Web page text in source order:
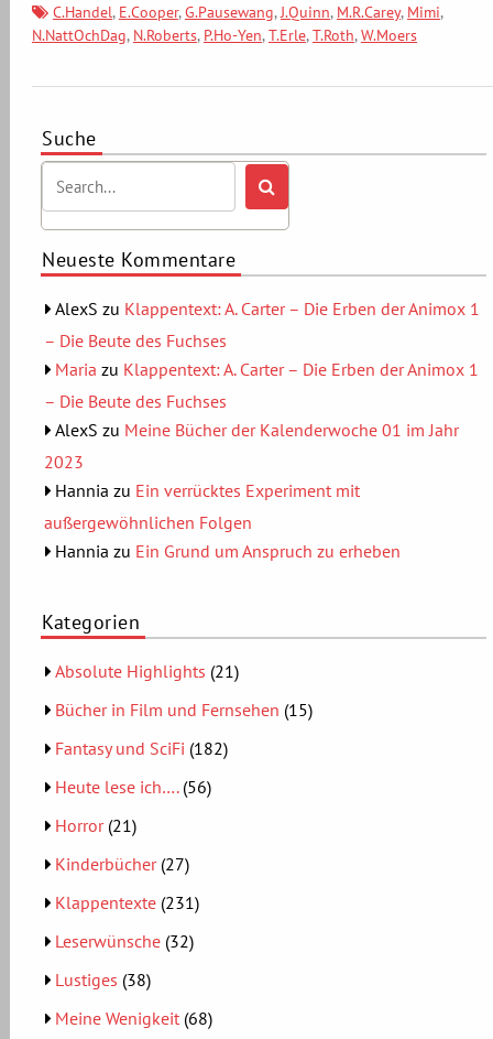
C.Handel, E.Cooper,G.Pausewang,J.Quinn, M.R.Carey, Mimi,
N.NattOchDag, N.Roberts, P.Ho-Yen,T.Erle,T.Roth,W.Moers
Suche
Neueste Kommentare
AlexS zu Klappentext: A. Carter – Die Erben der Animox 1
– Die Beute des Fuchses
Maria zu Klappentext: A. Carter – Die Erben der Animox 1
– Die Beute des Fuchses
AlexS zu Meine Bücher der Kalenderwoche 01 im Jahr
2023
Hannia zu Ein verrücktes Experiment mit
außergewöhnlichen Folgen
Hannia zu Ein Grund um Anspruch zu erheben
Kategorien
Absolute Highlights (21)
Bücher in Film und Fernsehen (15)
Fantasy und SciFi (182)
Heute lese ich….(56)
Horror(21)
Kinderbücher(27)
Klappentexte (231)
Leserwünsche (32)
Lustiges (38)
Meine Wenigkeit (68)